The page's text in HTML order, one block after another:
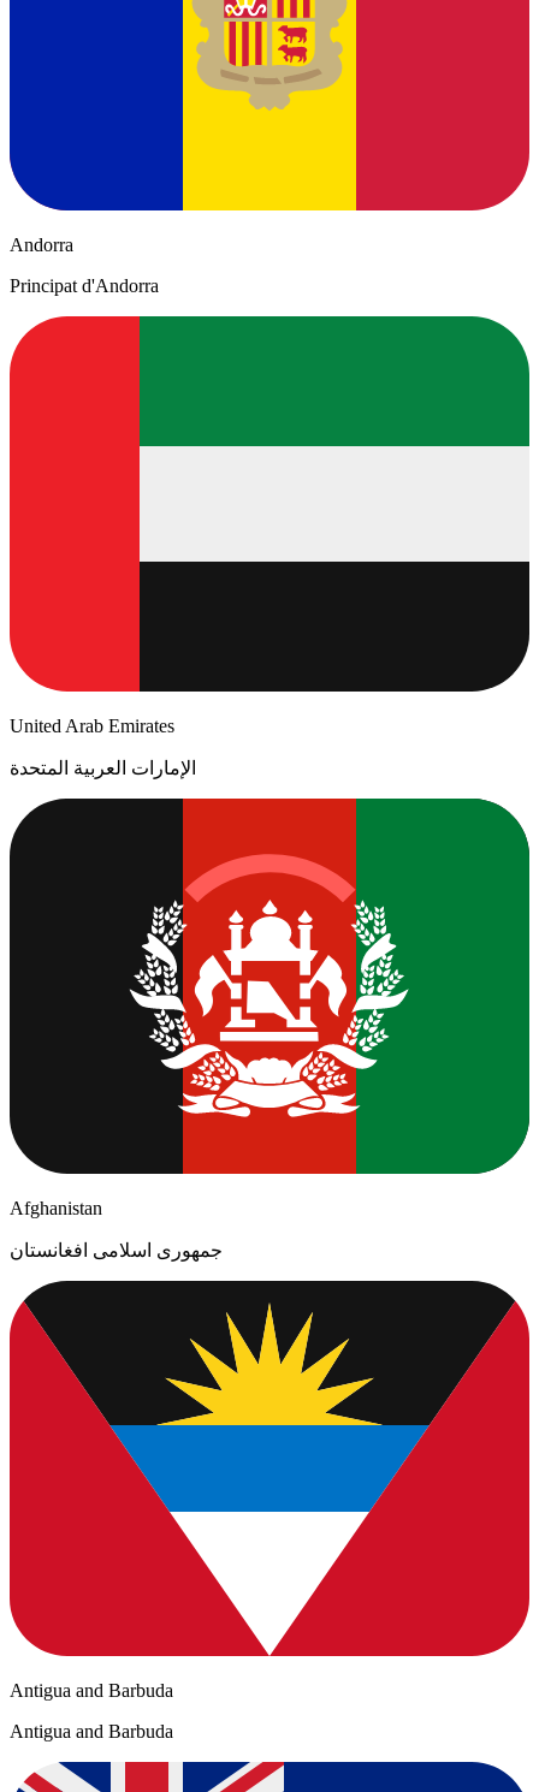
Andorra
Principat d'Andorra
United Arab Emirates
الإمارات العربية المتحدة
Afghanistan
جمهوری اسلامی افغانستان
Antigua and Barbuda
Antigua and Barbuda